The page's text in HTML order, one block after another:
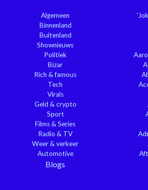
Algemeen
Binnenland
Buitenland
Shownieuws
Politiek
Bizar
Rich & famous
Tech
Virals
Geld & crypto
Sport
Films & Series
Radio & TV
Weer & verkeer
Automotive
Blogs